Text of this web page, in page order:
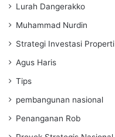
Lurah Dangerakko
Muhammad Nurdin
Strategi Investasi Properti
Agus Haris
Tips
pembangunan nasional
Penanganan Rob